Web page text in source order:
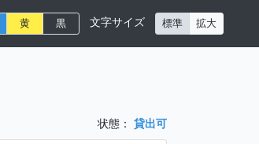
黄 黒 文字サイズ 標準 拡大
状態： 貸出可